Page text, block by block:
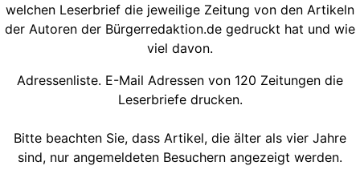
welchen Leserbrief die jeweilige Zeitung von den Artikeln
der Autoren der Bürgerredaktion.de gedruckt hat und wie
viel davon.
Adressenliste. E-Mail Adressen von 120 Zeitungen die
Leserbriefe drucken.
Bitte beachten Sie, dass Artikel, die älter als vier Jahre
sind, nur angemeldeten Besuchern angezeigt werden.